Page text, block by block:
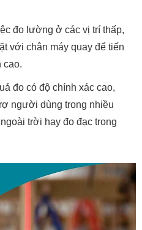
đo lường ở các vị trí thấp,
với chân máy quay để tiến
cao.
đo có độ chính xác cao,
người dùng trong nhiều
trời hay đo đạc trong